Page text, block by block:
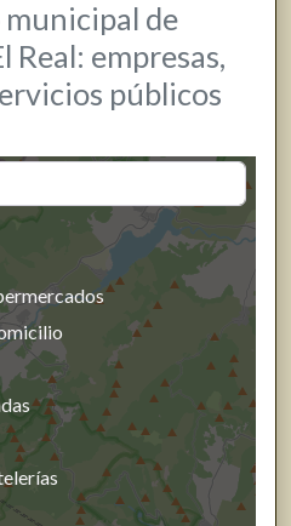
de
Real: empresas,
públicos